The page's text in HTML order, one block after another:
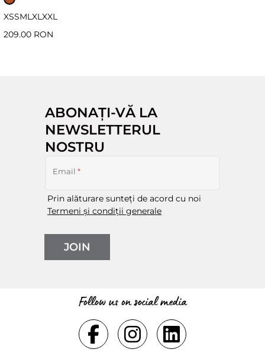
XSSML XL XXL
209.00 RON
ABONAȚI-VĂ LA
NEWSLETTERUL
NOSTRU
Email *
Prin alăturare sunteți de acord cu noi
Termeni și condiții generale
JOIN
Follow us on social media